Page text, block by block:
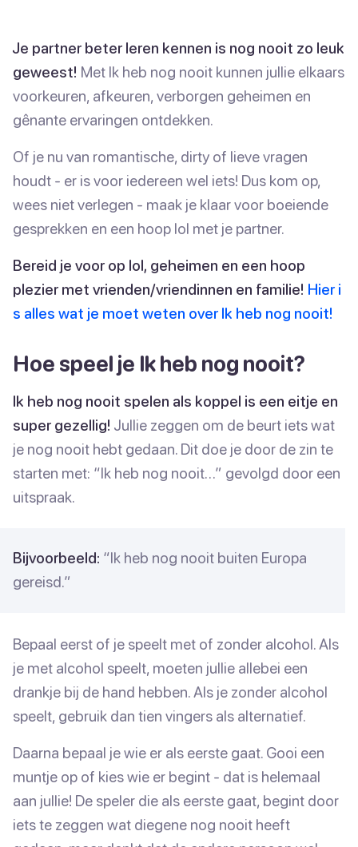
Je partner beter leren kennen is nog nooit zo leuk
geweest! Met Ik heb nog nooit kunnen jullie elkaars
voorkeuren, afkeuren, verborgen geheimen en
gênante ervaringen ontdekken.
Of je nu van romantische, dirty of lieve vragen
houdt - er is voor iedereen wel iets! Dus kom op,
wees niet verlegen - maak je klaar voor boeiende
gesprekken en een hoop lol met je partner.
Bereid je voor op lol, geheimen en een hoop
plezier met vrienden/vriendinnen en familie! Hier i
s alles wat je moet weten over Ik heb nog nooit!
Hoe speel je Ik heb nog nooit?
Ik heb nog nooit spelen als koppel is een eitje en
super gezellig! Jullie zeggen om de beurt iets wat
je nog nooit hebt gedaan. Dit doe je door de zin te
starten met: “Ik heb nog nooit…” gevolgd door een
uitspraak.
Bijvoorbeeld: “Ik heb nog nooit buiten Europa
gereisd.”
Bepaal eerst of je speelt met of zonder alcohol. Als
je met alcohol speelt, moeten jullie allebei een
drankje bij de hand hebben. Als je zonder alcohol
speelt, gebruik dan tien vingers als alternatief.
Daarna bepaal je wie er als eerste gaat. Gooi een
muntje op of kies wie er begint - dat is helemaal
aan jullie! De speler die als eerste gaat, begint door
iets te zeggen wat diegene nog nooit heeft